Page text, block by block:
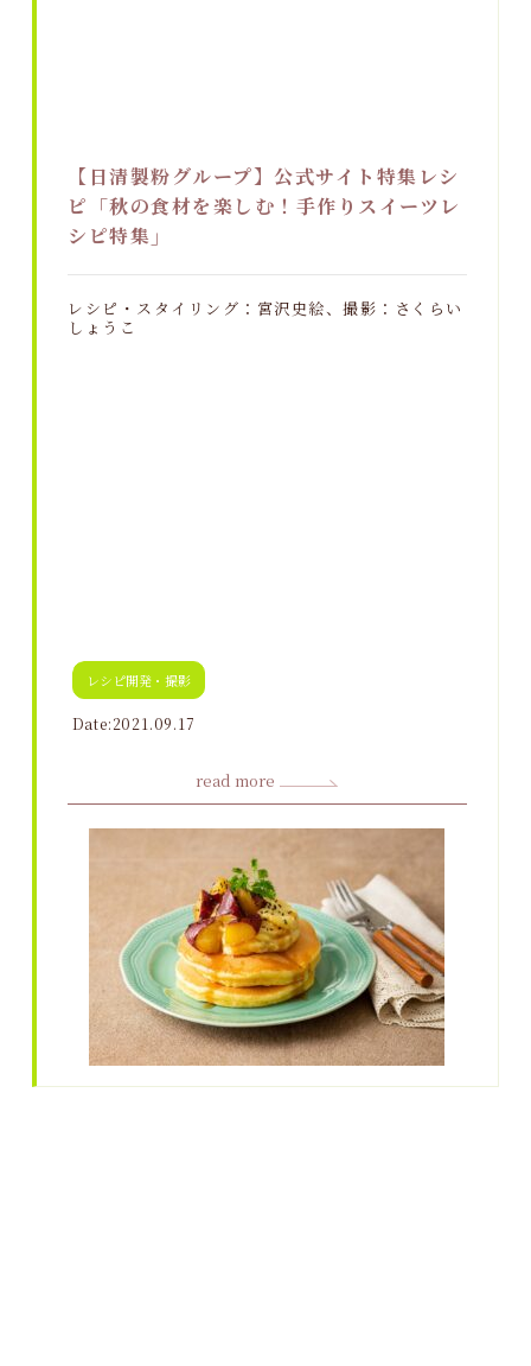
【日清製粉グループ】公式サイト特集レシ
ピ「秋の食材を楽しむ！手作りスイーツレ
シピ特集」
レシピ・スタイリング：宮沢史絵、撮影：さくらい
しょうこ
レシピ開発・撮影
Date:2021.09.17
read more